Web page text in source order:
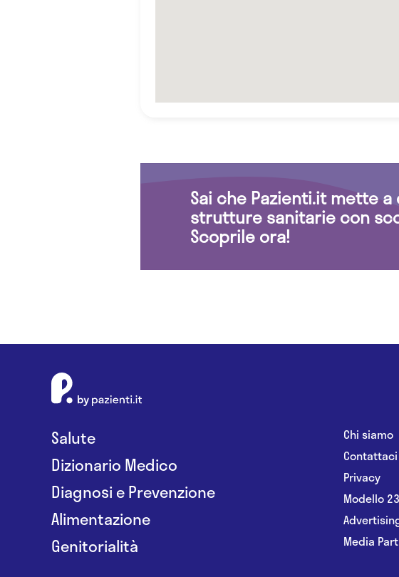
Sai che Pazienti.it mette
strutture sanitarie con
Scoprile ora!
Salute
Dizionario Medico
Diagnosi e Prevenzione
Alimentazione
Genitorialità
Chi siamo
Contattaci
Privacy
Modello
Media